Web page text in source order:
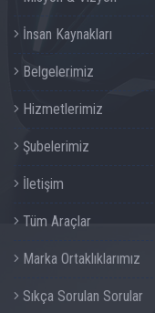
İnsan Kaynakları
Belgelerimiz
Hizmetlerimiz
Şubelerimiz
İletişim
Tüm Araçlar
Marka Ortaklıklarımız
Sıkça Sorulan Sorular